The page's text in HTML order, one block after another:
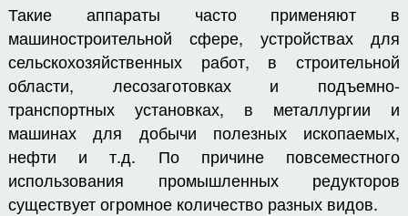
Такие аппараты часто применяют в
машиностроительной сфере, устройствах для
сельскохозяйственных работ, в строительной
области, лесозаготовках и подъемно-
транспортных установках, в металлургии и
машинах для добычи полезных ископаемых,
нефти и т.д. По причине повсеместного
использования промышленных редукторов
существует огромное количество разных видов.